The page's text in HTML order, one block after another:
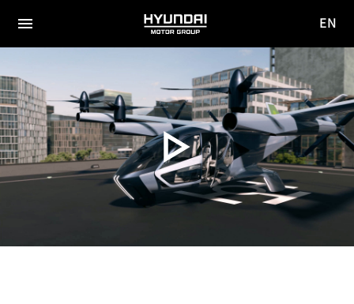
전체
HYUNDAI
MOTOR
사이
이동
EN